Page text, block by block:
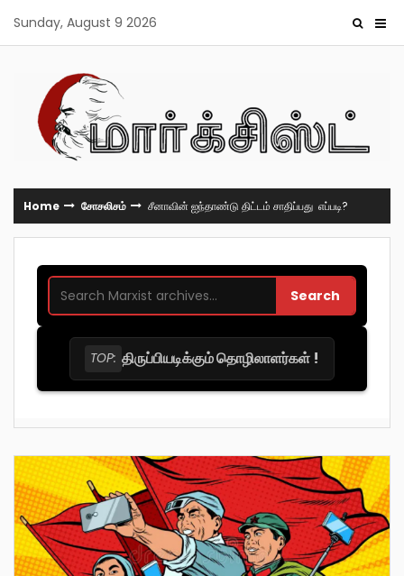
content
Sunday, August 9 2026
Home சோசலிசம் சீனாவின் ஐந்தாண்டு திட்டம் சாதிப்பது எப்படி?
Search
TOP: திருப்பியடிக்கும் தொழிலாளர்கள் !